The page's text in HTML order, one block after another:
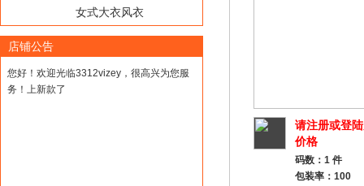
女式大衣风衣
店铺公告
您好！欢迎光临3312vizey，很高兴为您服
务！上新款了
请注册或登
价格
码数：1 件
包装率：100